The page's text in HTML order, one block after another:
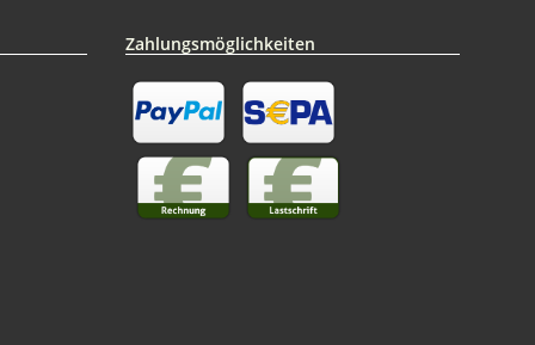
Zahlungsmöglichkeiten